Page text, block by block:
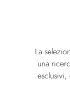
La
una
esclusivi,